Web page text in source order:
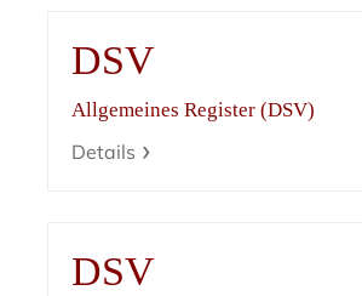
DSV
Allgemeines Register (DSV)
Details
DSV